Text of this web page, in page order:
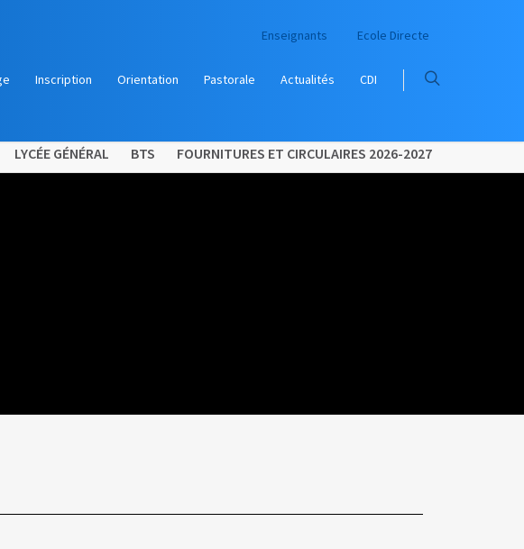
LYCÉE GÉNÉRAL BTS FOURNITURES ET CIRCULAIRES 2026-2027
Enseignants Ecole Directe
Inscription Orientation Pastorale Actualités CDI